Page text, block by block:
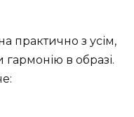
практично з усім,
в образі.